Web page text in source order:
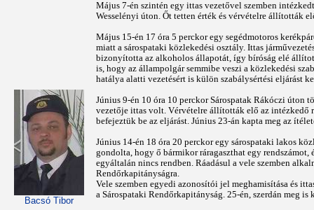
Bacsó Tibor
Május 7-én szintén egy ittas vezetővel szemben
Wesselényi úton. Őt tetten érték és vérvételre állították
Május 15-én 17 óra 5 perckor egy segédmotoros
miatt a sárospataki közlekedési osztály. Ittas
bizonyította az alkoholos állapotát, így bíróság elé
is, hogy az állampolgár semmibe veszi a közlekedési
hatálya alatti vezetésért is külön szabálysértési eljárást
Június 9-én 10 óra 10 perckor Sárospatak Rákóczi úton
vezetője ittas volt. Vérvételre állították elő az intézkedő
befejeztük be az eljárást. Június 23-án kapta meg az
Június 14-én 18 óra 20 perckor egy sárospataki lakos
gondolta, hogy ő bármikor ráragaszthat egy
egyáltalán nincs rendben. Ráadásul a vele szemben
Rendőrkapitányságra.
Vele szemben egyedi azonosítói jel meghamisítása és
a Sárospataki Rendőrkapitányság. 25-én, szerdán meg is